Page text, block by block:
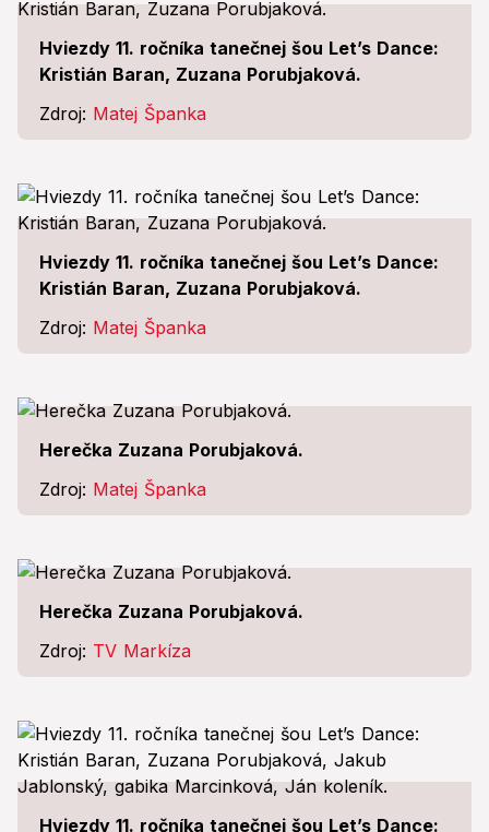
Hviezdy 11. ročníka tanečnej šou Let’s Dance:
Kristián Baran, Zuzana Porubjaková.
Zdroj: Matej Španka
Hviezdy 11. ročníka tanečnej šou Let’s Dance:
Kristián Baran, Zuzana Porubjaková.
Zdroj: Matej Španka
Herečka Zuzana Porubjaková.
Zdroj: Matej Španka
Herečka Zuzana Porubjaková.
Zdroj: TV Markíza
Hviezdy 11. ročníka tanečnej šou Let’s Dance: